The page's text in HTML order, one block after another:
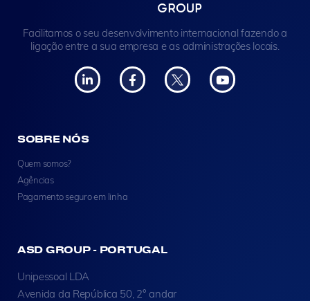
Facilitamos o seu desenvolvimento internacional fazendo a
ligação entre a sua empresa e as administrações locais.
SOBRE NÓS
Quem somos?
Agências
Pagamento seguro em linha
ASD GROUP - PORTUGAL
Unipessoal LDA
Avenida da República 50, 2° andar